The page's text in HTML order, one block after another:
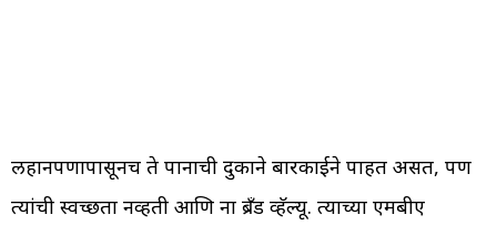
लहानपणापासूनच ते पानाची दुकाने बारकाईने पाहत असत, पण
त्यांची स्वच्छता नव्हती आणि ना ब्रँड व्हॅल्यू. त्याच्या एमबीए